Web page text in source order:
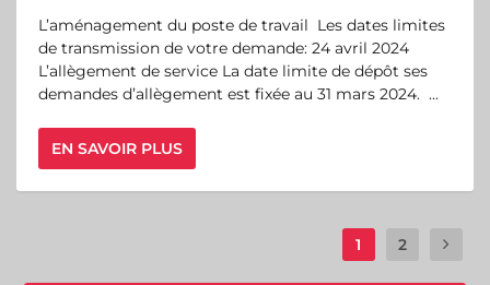
L’aménagement du poste de travail Les dates limites
de transmission de votre demande: 24 avril 2024
L’allègement de service La date limite de dépôt ses
demandes d’allègement est fixée au 31 mars 2024. ...
EN SAVOIR PLUS
1 2